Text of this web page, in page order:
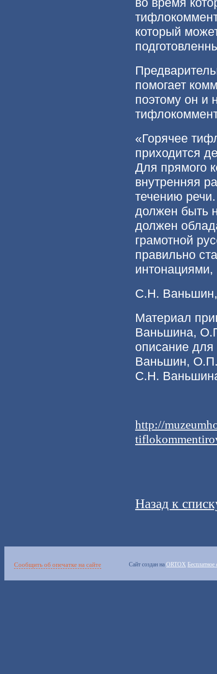
во время
который
помогает
поэтому он и
«Горячее
приходится
Для прямого
внутренняя
течению
должен быть
должен
грамотной
правильно
интонациями,
С.Н.
Материал
Ваньшина,
описание
Ваньшин,
С.Н.
http://
Назад к
Сообщить об опечатке на сайте Сайт создан на ORTOX